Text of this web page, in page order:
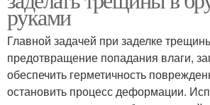
руками
Главной задачей при заделке
предотвращение попадания влаги,
обеспечить герметичность
остановить процесс деформации.